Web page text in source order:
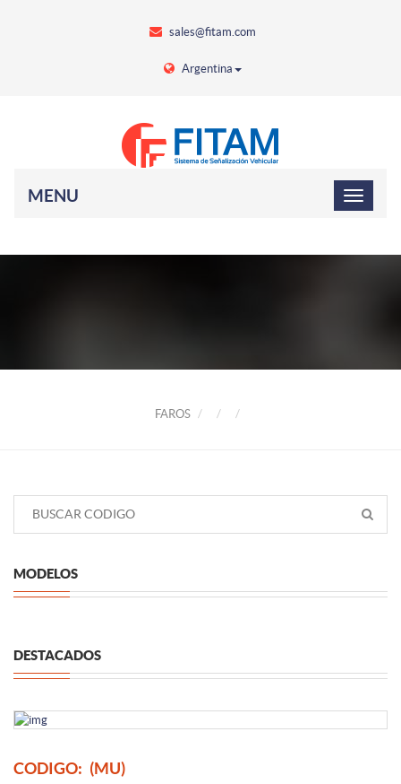
sales@fitam.com
Argentina
MENU
FAROS
MODELOS
DESTACADOS
CODIGO: (MU)